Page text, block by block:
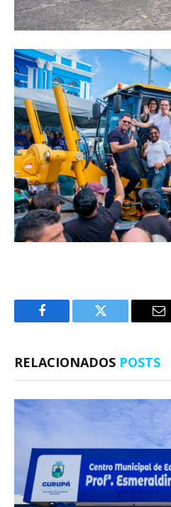
Facebook Twitter
E-
RELACIONADOS POSTS